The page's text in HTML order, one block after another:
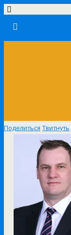
Поделиться Твитнуть